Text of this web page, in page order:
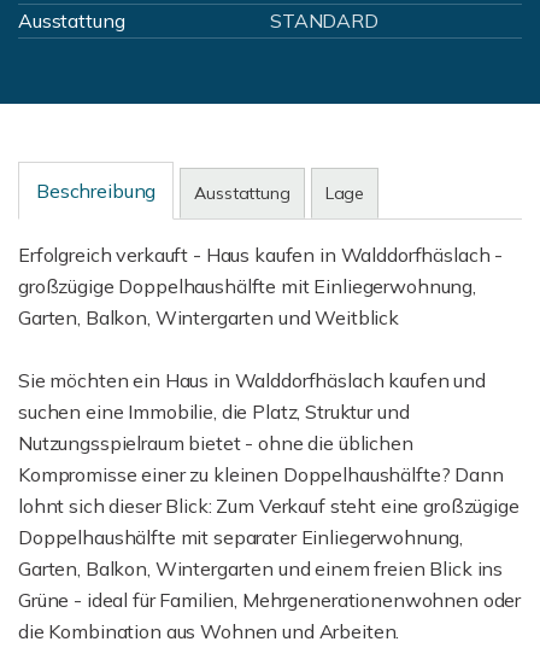
Ausstattung
STANDARD
Beschreibung Ausstattung Lage
Erfolgreich verkauft - Haus kaufen in Walddorfhäslach -
großzügige Doppelhaushälfte mit Einliegerwohnung,
Garten, Balkon, Wintergarten und Weitblick
Sie möchten ein Haus in Walddorfhäslach kaufen und
suchen eine Immobilie, die Platz, Struktur und
Nutzungsspielraum bietet - ohne die üblichen
Kompromisse einer zu kleinen Doppelhaushälfte? Dann
lohnt sich dieser Blick: Zum Verkauf steht eine großzügige
Doppelhaushälfte mit separater Einliegerwohnung,
Garten, Balkon, Wintergarten und einem freien Blick ins
Grüne - ideal für Familien, Mehrgenerationenwohnen oder
die Kombination aus Wohnen und Arbeiten.